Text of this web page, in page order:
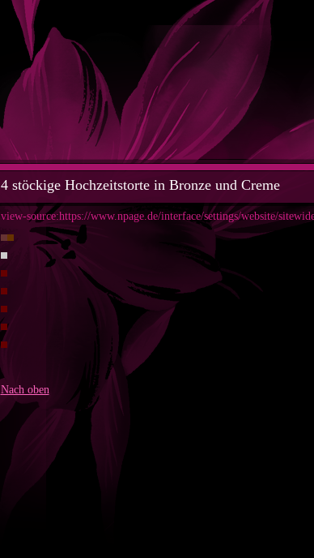
4 stöckige Hochzeitstorte in Bronze und Creme
view-source:https://www.npage.de/interface/settings/website/
Nach oben